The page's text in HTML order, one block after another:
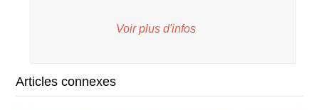
Voir plus d'infos
Articles connexes